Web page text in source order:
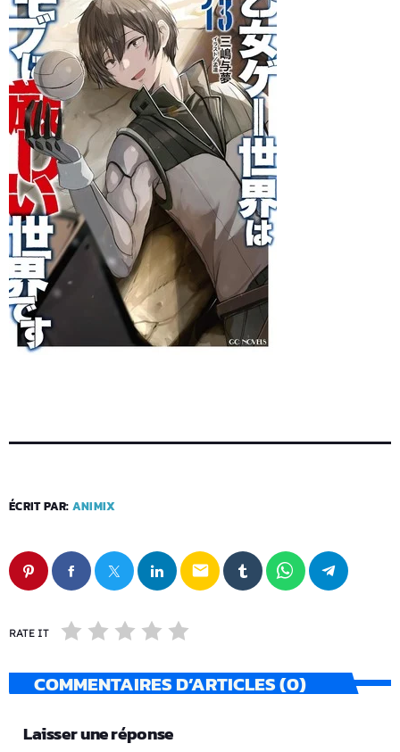
ÉCRIT PAR: ANIMIX
email
RATE IT
COMMENTAIRES D’ARTICLES (0)
Laisser une réponse